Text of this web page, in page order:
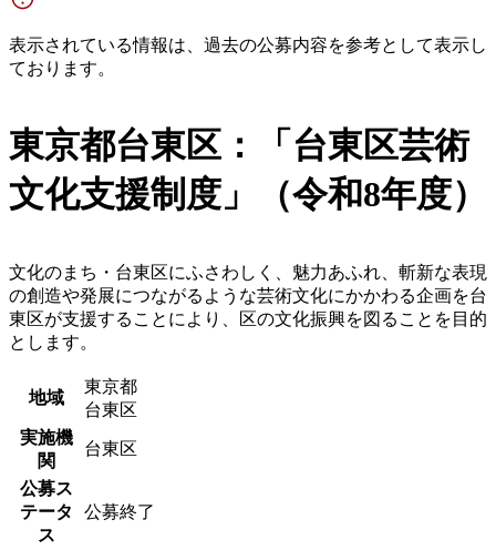
表示されている情報は、過去の公募内容を参考として表示し
ております。
東京都台東区：「台東区芸術
文化支援制度」（令和8年度）
文化のまち・台東区にふさわしく、魅力あふれ、斬新な表現
の創造や発展につながるような芸術文化にかかわる企画を台
東区が支援することにより、区の文化振興を図ることを目的
とします。
地域
東京都
台東区
実施機
関
台東区
公募ス
テータ
ス
公募終了